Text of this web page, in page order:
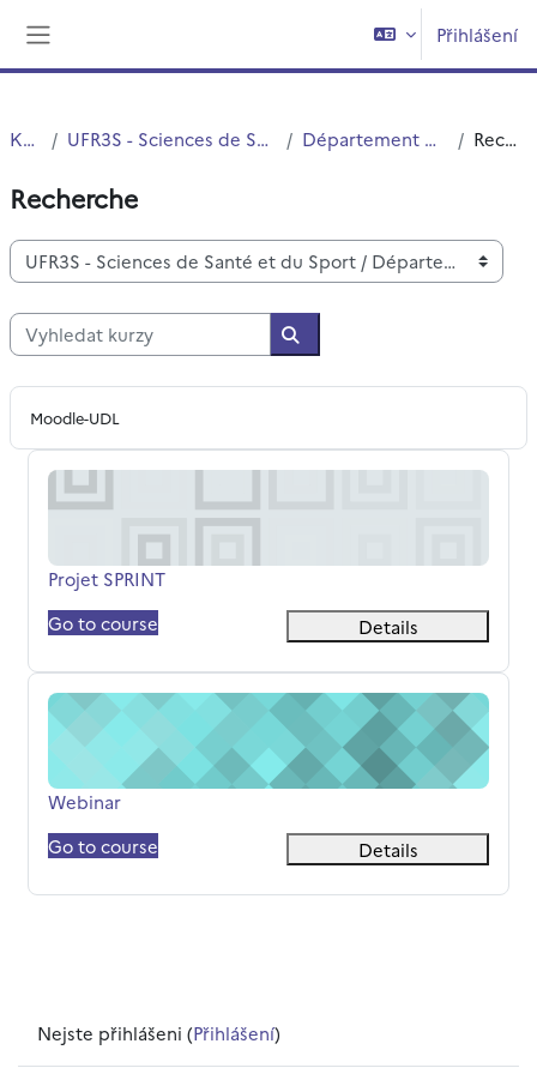
Přihlášení
Kurzy UFR3S - Sciences de Santé et du Sport Département UFR3S - SSEP Recherche
Recherche
Kategorie kurzů
Vyhledat kurzy
Vyhledat kurzy
Moodle-UDL
Projet SPRINT
Název kurzu
Projet SPRINT
Go to course
Details
Webinar
Název kurzu
Webinar
Go to course
Details
Nejste přihlášeni (Přihlášení)